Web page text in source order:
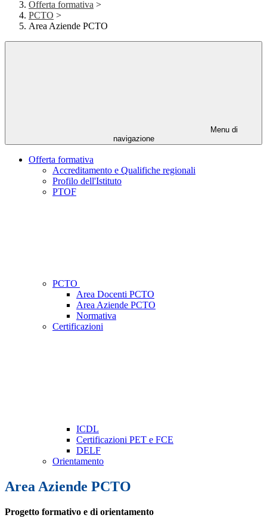
Offerta formativa >
PCTO >
Area Aziende PCTO
Menu di
navigazione
Offerta formativa
Accreditamento e Qualifiche regionali
Profilo dell'Istituto
PTOF
PCTO
Area Docenti PCTO
Area Aziende PCTO
Normativa
Certificazioni
ICDL
Certificazioni PET e FCE
DELF
Orientamento
Area Aziende PCTO
Progetto formativo e di orientamento